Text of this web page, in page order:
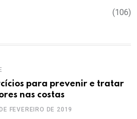
(106)
para prevenir e tratar
nas costas
FEVEREIRO DE 2019